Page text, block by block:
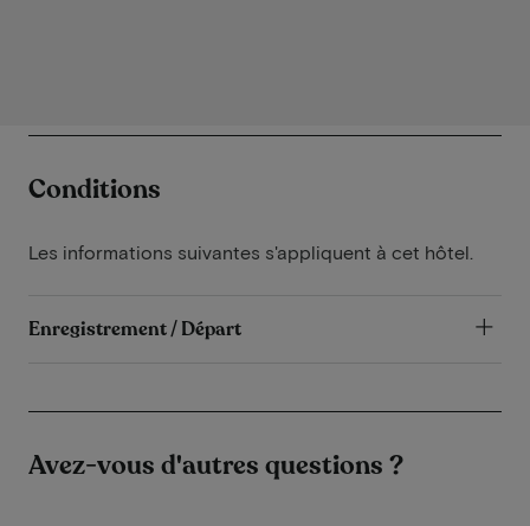
Conditions
Les informations suivantes s'appliquent à cet hôtel.
Enregistrement / Départ
Avez-vous d'autres questions ?